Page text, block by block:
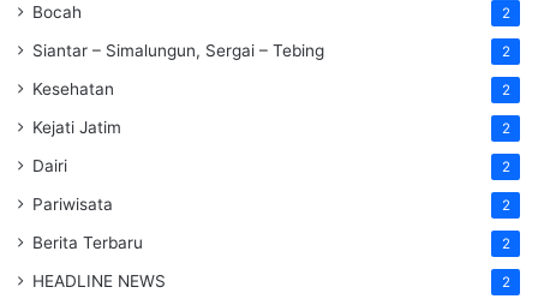
Bocah 2
Siantar – Simalungun, Sergai – Tebing 2
Kesehatan 2
Kejati Jatim 2
Dairi 2
Pariwisata 2
Berita Terbaru 2
HEADLINE NEWS 2